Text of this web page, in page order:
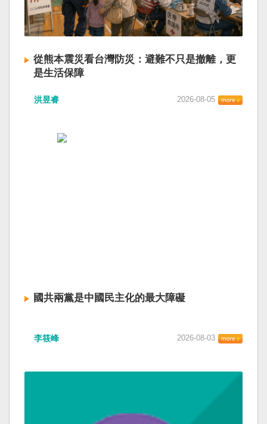
從熊本震災看台灣防災：避難不只是撤離，更
是生活保障
洪昱睿 2026-08-05
國共兩黨是中國民主化的最大障礙
李筱峰 2026-08-03